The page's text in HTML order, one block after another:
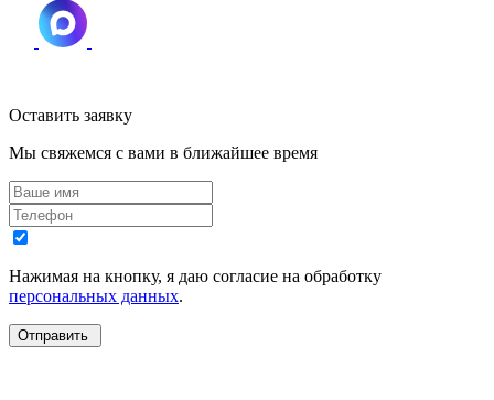
Оставить заявку
Мы свяжемся с вами в ближайшее время
Нажимая на кнопку, я даю согласие на обработку
персональных данных.